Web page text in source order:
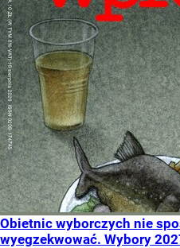
Obietnic wyborczych nie
wyegzekwować. Wybory